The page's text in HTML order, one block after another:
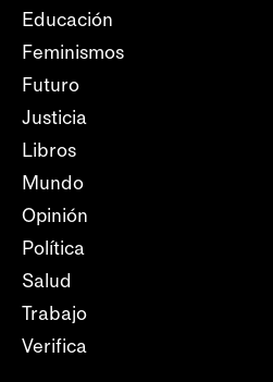
Educación
Feminismos
Futuro
Justicia
Libros
Mundo
Opinión
Política
Salud
Trabajo
Verifica